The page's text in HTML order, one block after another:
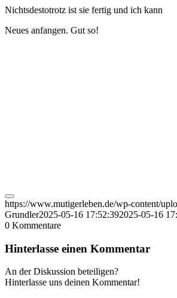
Nichtsdestotrotz ist sie fertig und ich kann
Neues anfangen. Gut so!
https://www.mutigerleben.de/wp-content/
Grundler2025-05-16 17:52:392025-05-16
0 Kommentare
Hinterlasse einen Kommentar
An der Diskussion beteiligen?
Hinterlasse uns deinen Kommentar!